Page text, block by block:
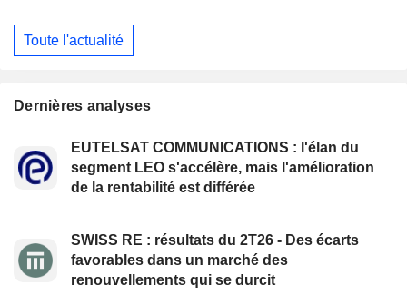
Toute l'actualité
Dernières analyses
EUTELSAT COMMUNICATIONS : l'élan du
segment LEO s'accélère, mais l'amélioration
de la rentabilité est différée
SWISS RE : résultats du 2T26 - Des écarts
favorables dans un marché des
renouvellements qui se durcit